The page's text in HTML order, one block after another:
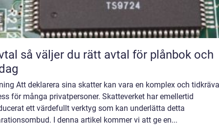
för plånbok och
Att deklarera sina skatter kan vara en komplex och
för många privatpersoner. Skatteverket har emellertid
ett värdefullt verktyg som kan underlätta detta
I denna artikel kommer vi att ge en...